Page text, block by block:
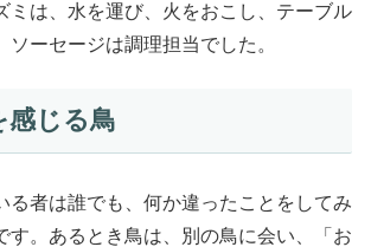
ミは、水を運び、火をおこし、テーブル
ソーセージは調理担当でした。
感じる鳥
る者は誰でも、何か違ったことをしてみ
す。あるとき鳥は、別の鳥に会い、「お